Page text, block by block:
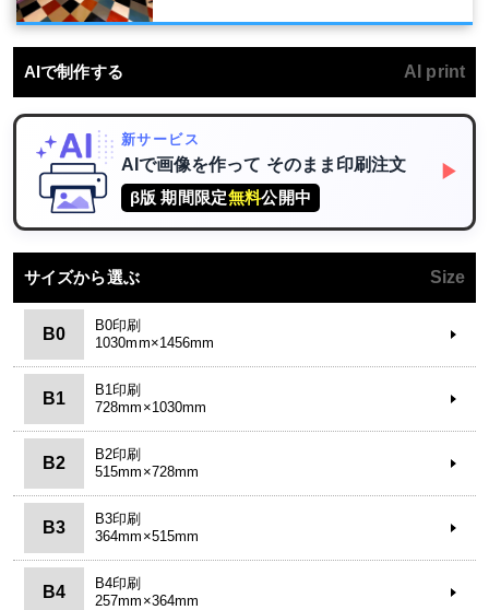
AIで制作する AI print
新サービス
AIで画像を作って そのまま印刷注文
β版 期間限定無料公開中
▶
サイズから選ぶ Size
B0
B0印刷
1030mm×1456mm
B1
B1印刷
728mm×1030mm
B2
B2印刷
515mm×728mm
B3
B3印刷
364mm×515mm
B4
B4印刷
257mm×364mm